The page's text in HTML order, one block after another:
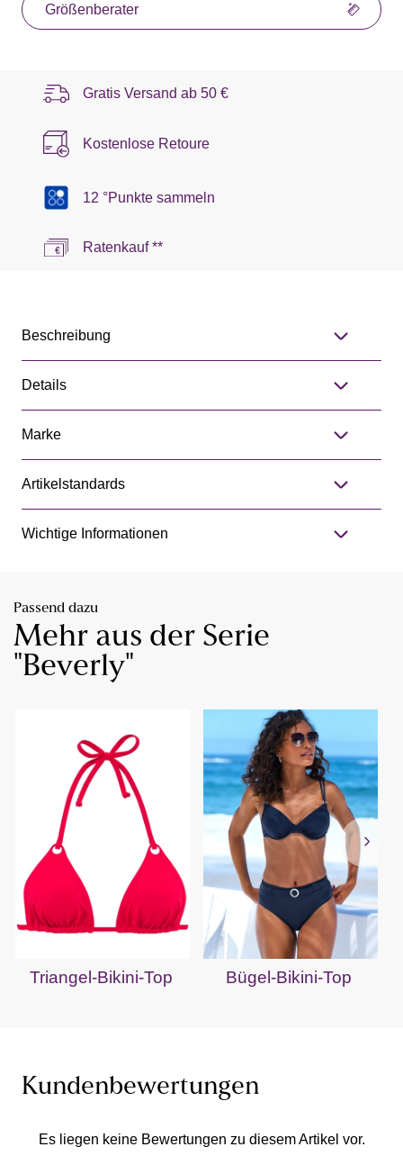
Größenberater
Gratis Versand ab 50 €
Kostenlose Retoure
12 °Punkte sammeln
Ratenkauf **
Beschreibung
Details
Marke
Artikelstandards
Wichtige Informationen
Passend dazu
Mehr aus der Serie
"Beverly"
Triangel-Bikini-Top Bügel-Bikini-Top
Kundenbewertungen
Es liegen keine Bewertungen zu diesem Artikel vor.